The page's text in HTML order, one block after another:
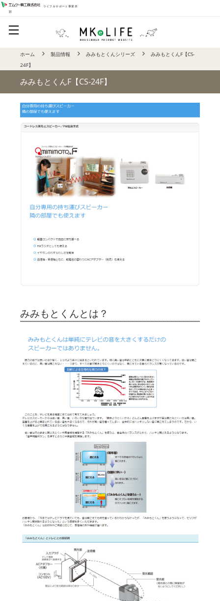
ライフ＆サポート事業本
部
ホーム 製品情報 みみもとくんシリーズ
みみもとくんF【CS-
24F】
みみもとくんF【CS-24F】
みみもとくんとは？